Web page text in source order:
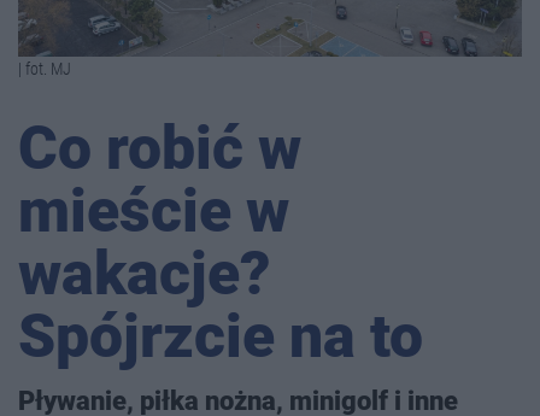
| fot. MJ
Co robić w
mieście w
wakacje?
Spójrzcie na to
Pływanie, piłka nożna, minigolf i inne